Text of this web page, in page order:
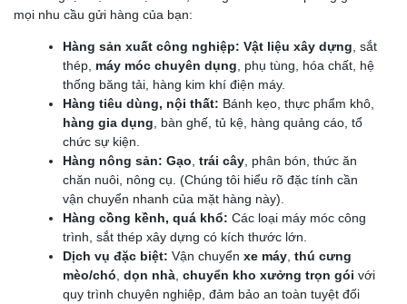
mọi nhu cầu gửi hàng của bạn:
Hàng sản xuất công nghiệp: Vật liệu xây dựng , sắt
thép, máy móc chuyên dụng , phụ tùng, hóa chất, hệ
thống băng tải, hàng kim khí điện máy.
Hàng tiêu dùng, nội thất: Bánh kẹo, thực phẩm khô,
hàng gia dụng , bàn ghế, tủ kệ, hàng quảng cáo, tổ
chức sự kiện.
Hàng nông sản: Gạo trái cây , phân bón, thức ăn
chăn nuôi, nông cụ. (Chúng tôi hiểu rõ đặc tính cần
vận chuyển nhanh của mặt hàng này).
Hàng cồng kềnh, quá khổ: Các loại máy móc công
trình, sắt thép xây dựng có kích thước lớn.
Dịch vụ đặc biệt: Vận chuyển xe máy thú cưng
mèo/chó dọn nhà chuyển kho xưởng trọn gói với
quy trình chuyên nghiệp, đảm bảo an toàn tuyệt đối